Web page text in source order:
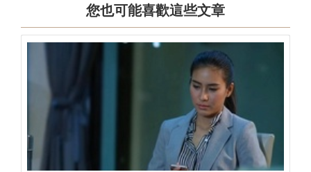
您也可能喜歡這些文章